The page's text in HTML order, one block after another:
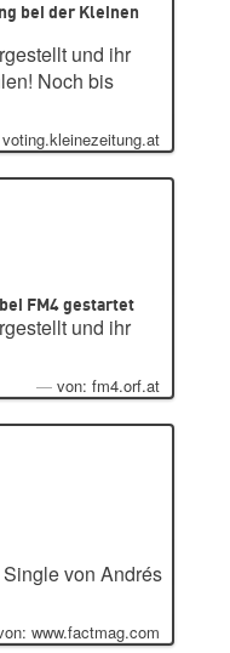
bei der Kleinen
und ihr
Noch bis
FM4 gestartet
und ihr
von: fm4.orf.at
von Andrés
www.factmag.com